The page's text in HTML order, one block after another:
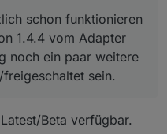
durch eine System-
von bzw. unter der
verursacht - daher kann
nichts machen und muss an
gefixt werden. Auch eine
i.d.R. neu erstellt wird.
Praxistipps (GitHub)
Feedback:
feature requests (GitHub)
Praxistipps (Forum)
| verdrahtet.info
schon funktionieren
1.4.4 vom Adapter
noch ein paar weitere
sein.
Beta verfügbar.